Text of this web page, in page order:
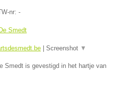
nr: -
Smedt
Screenshot ▼
Smedt is gevestigd in het hartje van